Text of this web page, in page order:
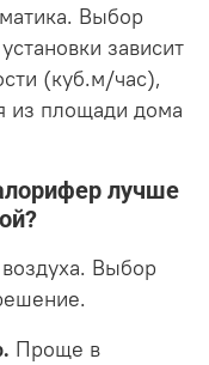
Выбор
зависит
(куб.м/час),
из площади дома
лучше
Выбор
Проще в